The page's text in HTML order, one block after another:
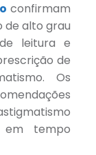
confirmam
de alto grau
leitura e
de
Os
em tempo